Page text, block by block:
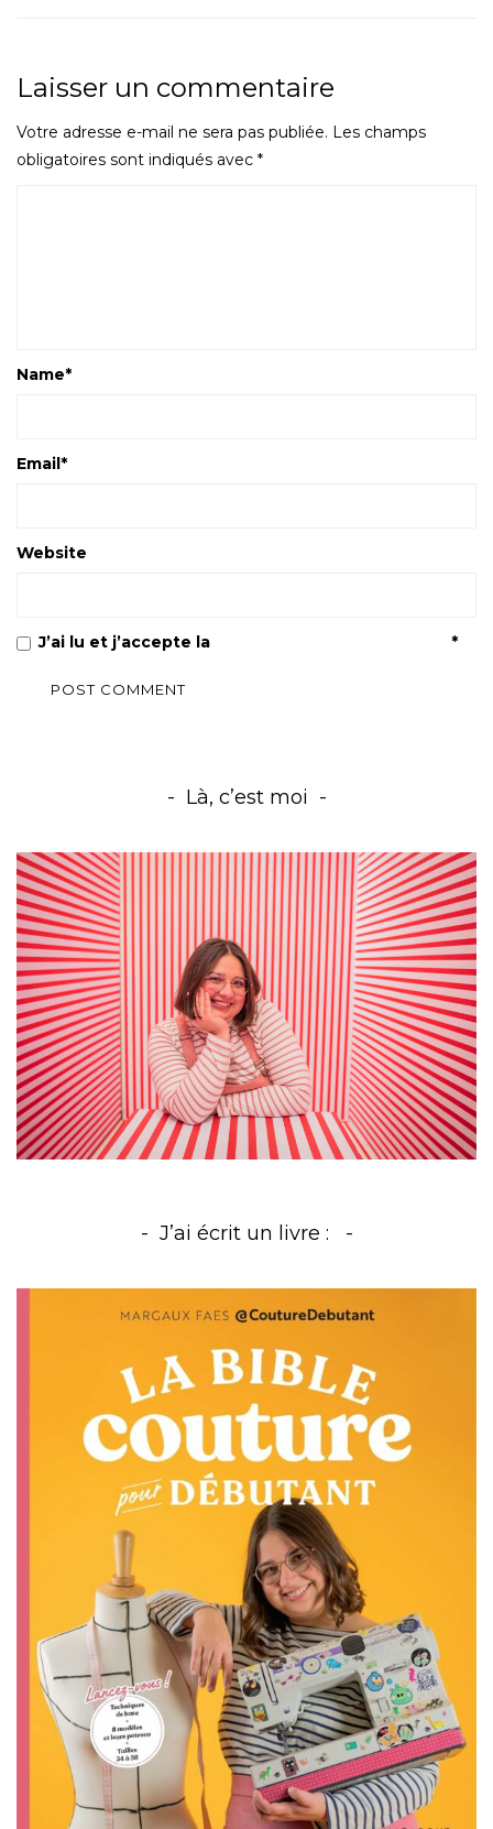
Laisser un commentaire
Votre adresse e-mail ne sera pas publiée. Les champs
obligatoires sont indiqués avec *
Name*
Email*
Website
J’ai lu et j’accepte la *
Là, c’est moi
J’ai écrit un livre :